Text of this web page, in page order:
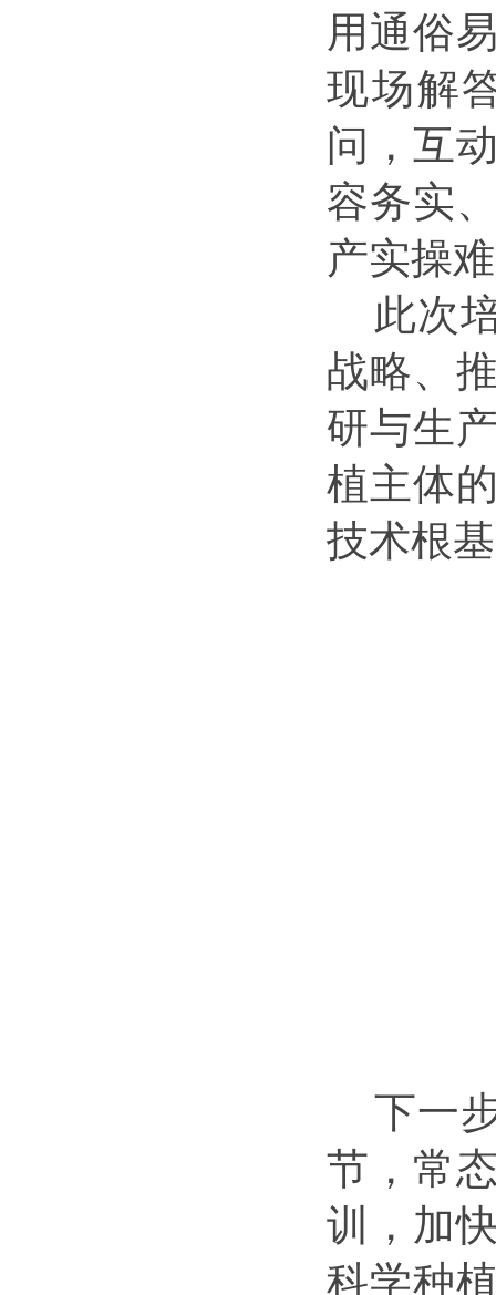
用通俗
现场解
问，互
容务实
产实操
此次
战略、
研与生
植主体
技术根
下一
节，常
训，加
科学种